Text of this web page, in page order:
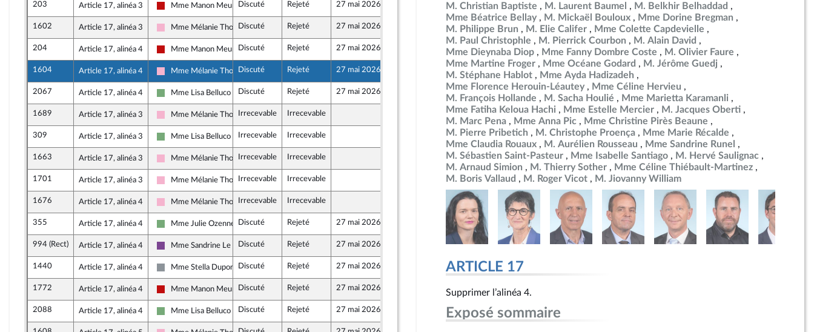
203 Article 17, alinéa 3
La France insoumise - Nouveau Front Populaire
Mme Manon MeunierDiscuté Rejeté 27 mai 2026 12 mai 2026
1602 Article 17, alinéa 3
Socialistes et apparentés
Mme Mélanie ThominDiscuté Rejeté 27 mai 2026 15 mai 2026
204 Article 17, alinéa 4
La France insoumise - Nouveau Front Populaire
Mme Manon MeunierDiscuté Rejeté 27 mai 2026 12 mai 2026
1604 Article 17, alinéa 4
Socialistes et apparentés
Mme Mélanie ThominDiscuté Rejeté 27 mai 2026 15 mai 2026
2067 Article 17, alinéa 4
Écologiste et Social
Mme Lisa Belluco Discuté Rejeté 27 mai 2026 15 mai 2026
1689 Article 17, alinéa 3
Socialistes et apparentés
Mme Mélanie ThominIrrecevable Irrecevable 15 mai 2026
309 Article 17, alinéa 3
Écologiste et Social
Mme Lisa Belluco Irrecevable Irrecevable 12 mai 2026
1663 Article 17, alinéa 3
Socialistes et apparentés
Mme Mélanie ThominIrrecevable Irrecevable 15 mai 2026
1701 Article 17, alinéa 3
Socialistes et apparentés
Mme Mélanie ThominIrrecevable Irrecevable 15 mai 2026
1676 Article 17, alinéa 4
Socialistes et apparentés
Mme Mélanie ThominIrrecevable Irrecevable 15 mai 2026
355 Article 17, alinéa 4
Écologiste et Social
Mme Julie Ozenne Discuté Rejeté 27 mai 2026 13 mai 2026
994 (Rect) Article 17, alinéa 4
Ensemble pour la République
Mme Sandrine Le FeurDiscuté Rejeté 27 mai 2026 15 mai 2026
1440 Article 17, alinéa 4
Non inscrit
Mme Stella Dupont Discuté Rejeté 27 mai 2026 15 mai 2026
1772 Article 17, alinéa 4
La France insoumise - Nouveau Front Populaire
Mme Manon MeunierDiscuté Rejeté 27 mai 2026 15 mai 2026
2088 Article 17, alinéa 4
Écologiste et Social
Mme Lisa Belluco Discuté Rejeté 27 mai 2026 15 mai 2026
M. Christian Baptiste
M. Laurent Baumel
M. Belkhir Belhaddad
Mme Béatrice Bellay
M. Mickaël Bouloux
Mme Dorine Bregman
M. Philippe Brun
M. Elie Califer
Mme Colette Capdevielle
M. Paul Christophle
M. Pierrick Courbon
M. Alain David
Mme Dieynaba Diop
Mme Fanny Dombre Coste
M. Olivier Faure
Mme Martine Froger
Mme Océane Godard
M. Jérôme Guedj
M. Stéphane Hablot
Mme Ayda Hadizadeh
Mme Florence Herouin-Léautey
Mme Céline Hervieu
M. François Hollande
M. Sacha Houlié
Mme Marietta Karamanli
Mme Fatiha Keloua Hachi
Mme Estelle Mercier
M. Jacques Oberti
M. Marc Pena
Mme Anna Pic
Mme Christine Pirès Beaune
M. Pierre Pribetich
M. Christophe Proença
Mme Marie Récalde
Mme Claudia Rouaux
M. Aurélien Rousseau
Mme Sandrine Runel
M. Sébastien Saint-Pasteur
Mme Isabelle Santiago
M. Hervé Saulignac
M. Arnaud Simion
M. Thierry Sother
Mme Céline Thiébault-Martinez
M. Boris Vallaud
M. Roger Vicot M. Jiovanny William
ARTICLE 17
Supprimer l’alinéa 4.
Exposé sommaire